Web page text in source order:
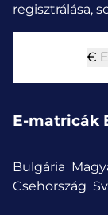
regisztrálása,
€
E-matricák
Bulgária
Csehország